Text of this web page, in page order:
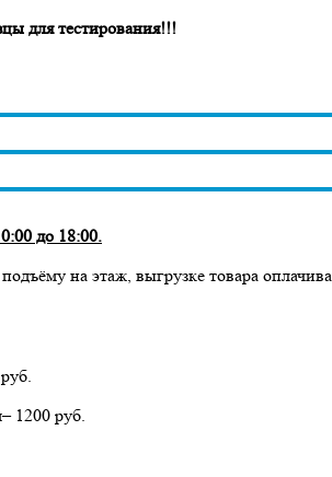
тестирования!!!
до 18:00.
на этаж, выгрузке товара
1200 руб.